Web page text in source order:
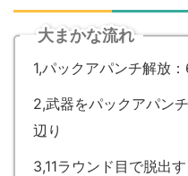
大まかな流れ
1,パックアパンチ解放
2,武器をパックアパン
辺り
3,11ラウンド目で脱出す